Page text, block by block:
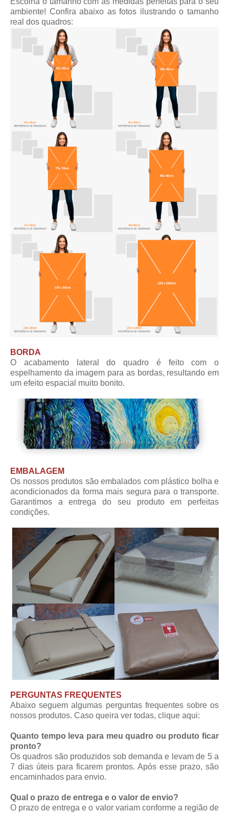
ambiente! Confira abaixo as fotos ilustrando o tamanho
real dos quadros:
BORDA
O acabamento lateral do quadro é feito com o
espelhamento da imagem para as bordas, resultando em
um efeito espacial muito bonito.
EMBALAGEM
Os nossos produtos são embalados com plástico bolha e
acondicionados da forma mais segura para o transporte.
Garantimos a entrega do seu produto em perfeitas
condições.
PERGUNTAS FREQUENTES
Abaixo seguem algumas perguntas frequentes sobre os
nossos produtos. Caso queira ver todas, clique aqui:
Quanto tempo leva para meu quadro ou produto ficar
pronto?
Os quadros são produzidos sob demanda e levam de 5 a
7 dias úteis para ficarem prontos. Após esse prazo, são
encaminhados para envio.
Qual o prazo de entrega e o valor de envio?
O prazo de entrega e o valor variam conforme a região de